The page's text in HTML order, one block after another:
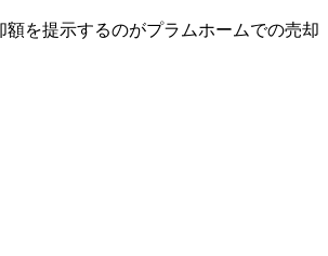
を提示するのがプラムホームでの売却